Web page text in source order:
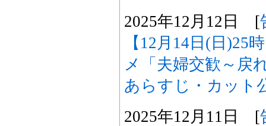
2025年12月12日 [
【12月14日(日)25
メ「夫婦交歓～戻
あらすじ・カット
2025年12月11日 [